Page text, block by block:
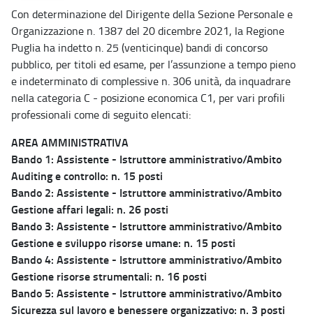
Con determinazione del Dirigente della Sezione Personale e
Organizzazione n. 1387 del 20 dicembre 2021, la Regione
Puglia ha indetto n. 25 (venticinque) bandi di concorso
pubblico, per titoli ed esame, per l’assunzione a tempo pieno
e indeterminato di complessive n. 306 unità, da inquadrare
nella categoria C - posizione economica C1, per vari profili
professionali come di seguito elencati:
AREA AMMINISTRATIVA
Bando 1: Assistente - Istruttore amministrativo/Ambito
Auditing e controllo: n. 15 posti
Bando 2: Assistente - Istruttore amministrativo/Ambito
Gestione affari legali: n. 26 posti
Bando 3: Assistente - Istruttore amministrativo/Ambito
Gestione e sviluppo risorse umane: n. 15 posti
Bando 4: Assistente - Istruttore amministrativo/Ambito
Gestione risorse strumentali: n. 16 posti
Bando 5: Assistente - Istruttore amministrativo/Ambito
Sicurezza sul lavoro e benessere organizzativo: n. 3 posti